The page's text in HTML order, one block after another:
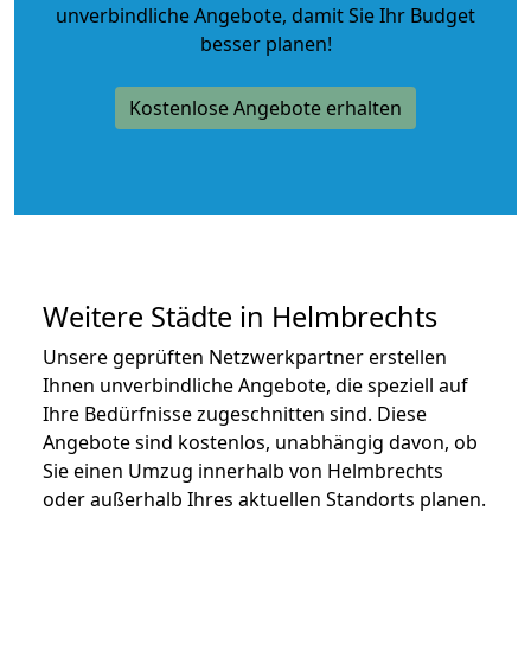
unverbindliche Angebote, damit Sie Ihr Budget
besser planen!
Kostenlose Angebote erhalten
Weitere Städte in Helmbrechts
Unsere geprüften Netzwerkpartner erstellen
Ihnen unverbindliche Angebote, die speziell auf
Ihre Bedürfnisse zugeschnitten sind. Diese
Angebote sind kostenlos, unabhängig davon, ob
Sie einen Umzug innerhalb von Helmbrechts
oder außerhalb Ihres aktuellen Standorts planen.